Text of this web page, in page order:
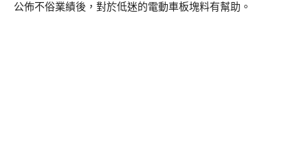
公佈不俗業績後，對於低迷的電動車板塊料有幫助。